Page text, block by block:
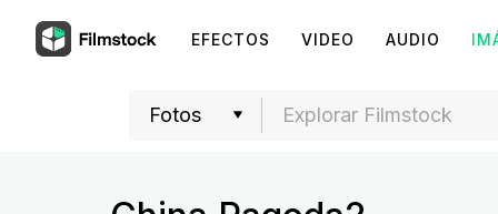
EFECTOS VIDEO AUDIO